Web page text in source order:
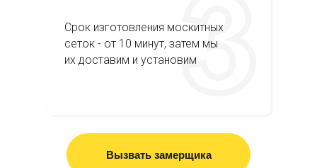
Срок изготовления москитных
сеток - от 10 минут, затем мы
их доставим и установим
Вызвать замерщика